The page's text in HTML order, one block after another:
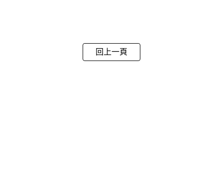
回上一頁